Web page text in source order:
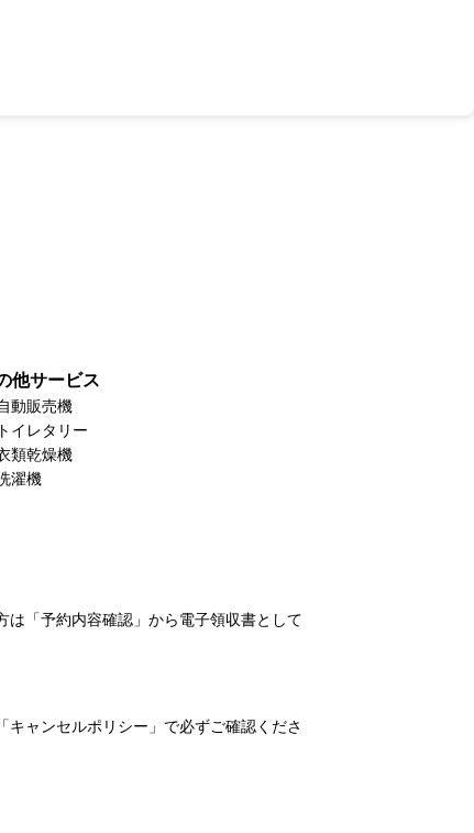
他サービス
動販売機
トイレタリー
類乾燥機
濯機
「予約内容確認」から電子領収書として
ャンセルポリシー」で必ずご確認くださ